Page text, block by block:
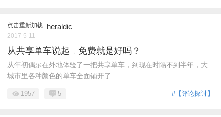
点击重新加载 heraldic
2017-5-11
从共享单车说起，免费就是好吗？
从年初偶尔在外地体验了一把共享单车，到现在时隔不到半年，大
城市里各种颜色的单车全面铺开了 ...
#【评论探讨】
1957 5